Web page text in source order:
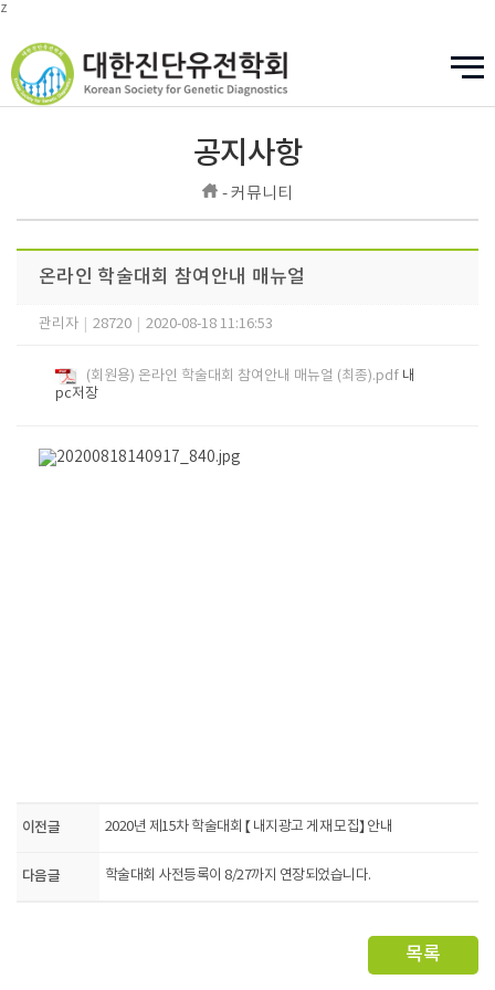
z
공지사항
- 커뮤니티
온라인 학술대회 참여안내 매뉴얼
관리자 28720 2020-08-18 11:16:53
(회원용) 온라인 학술대회 참여안내 매뉴얼 (최종).pdf 내
pc저장
이전글 2020년 제15차 학술대회 【 내지광고 게재 모집】 안내
다음글 학술대회 사전등록이 8/27까지 연장되었습니다.
목록